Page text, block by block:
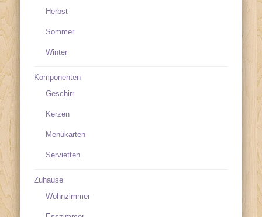
Herbst
Sommer
Winter
Komponenten
Geschirr
Kerzen
Menükarten
Servietten
Zuhause
Wohnzimmer